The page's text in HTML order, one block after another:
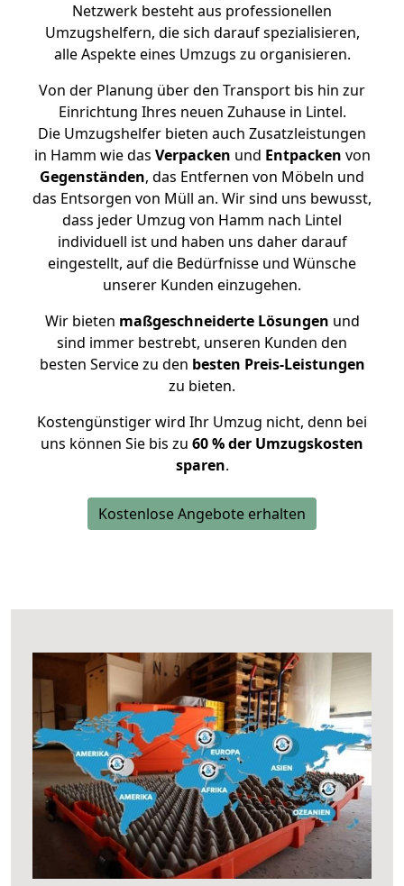
Netzwerk besteht aus professionellen
Umzugshelfern, die sich darauf spezialisieren,
alle Aspekte eines Umzugs zu organisieren.
Von der Planung über den Transport bis hin zur
Einrichtung Ihres neuen Zuhause in Lintel.
Die Umzugshelfer bieten auch Zusatzleistungen
in Hamm wie das Verpacken und Entpacken von
Gegenständen, das Entfernen von Möbeln und
das Entsorgen von Müll an. Wir sind uns bewusst,
dass jeder Umzug von Hamm nach Lintel
individuell ist und haben uns daher darauf
eingestellt, auf die Bedürfnisse und Wünsche
unserer Kunden einzugehen.
Wir bieten maßgeschneiderte Lösungen und
sind immer bestrebt, unseren Kunden den
besten Service zu den besten Preis-Leistungen
zu bieten.
Kostengünstiger wird Ihr Umzug nicht, denn bei
uns können Sie bis zu 60 % der Umzugskosten
sparen.
Kostenlose Angebote erhalten